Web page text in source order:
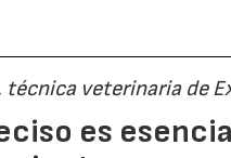
veterinaria de
es